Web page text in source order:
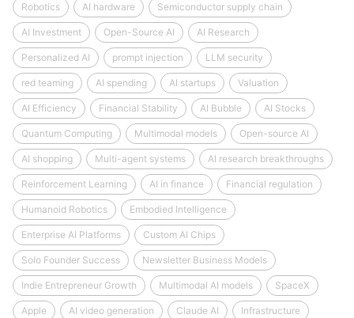
Robotics AI hardware Semiconductor supply chain
AI Investment Open-Source AI AI Research
Personalized AI prompt injection LLM security
red teaming AI spending AI startups Valuation
AI Efficiency Financial Stability AI Bubble AI Stocks
Quantum Computing Multimodal models Open-source AI
AI shopping Multi-agent systems AI research breakthroughs
Reinforcement Learning AI in finance Financial regulation
Humanoid Robotics Embodied Intelligence
Enterprise AI Platforms Custom AI Chips
Solo Founder Success Newsletter Business Models
Indie Entrepreneur Growth Multimodal AI models SpaceX
Apple AI video generation Claude AI Infrastructure